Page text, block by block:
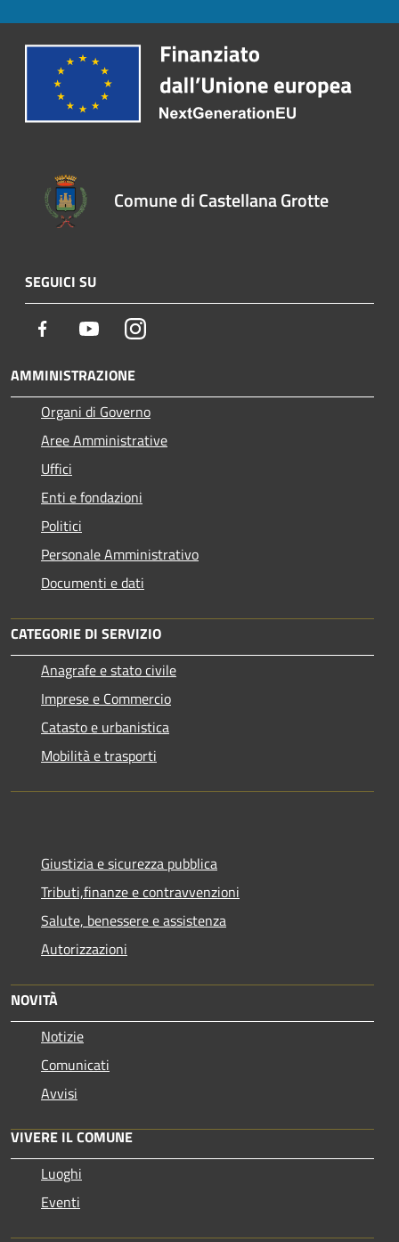
Comune di Castellana Grotte
SEGUICI SU
Facebook YoutubeInstagram
AMMINISTRAZIONE
Organi di Governo
Aree Amministrative
Uffici
Enti e fondazioni
Politici
Personale Amministrativo
Documenti e dati
CATEGORIE DI SERVIZIO
Anagrafe e stato civile
Imprese e Commercio
Catasto e urbanistica
Mobilità e trasporti
Giustizia e sicurezza pubblica
Tributi,finanze e contravvenzioni
Salute, benessere e assistenza
Autorizzazioni
NOVITÀ
Notizie
Comunicati
Avvisi
VIVERE IL COMUNE
Luoghi
Eventi